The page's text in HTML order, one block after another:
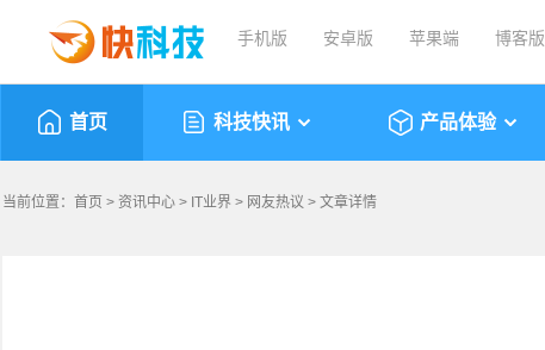
手机版 安卓版 苹果端 博客版
首页 科技快讯 产品体验
当前位置： 首页 > 资讯中心 > IT业界 > 网友热议 > 文章详情